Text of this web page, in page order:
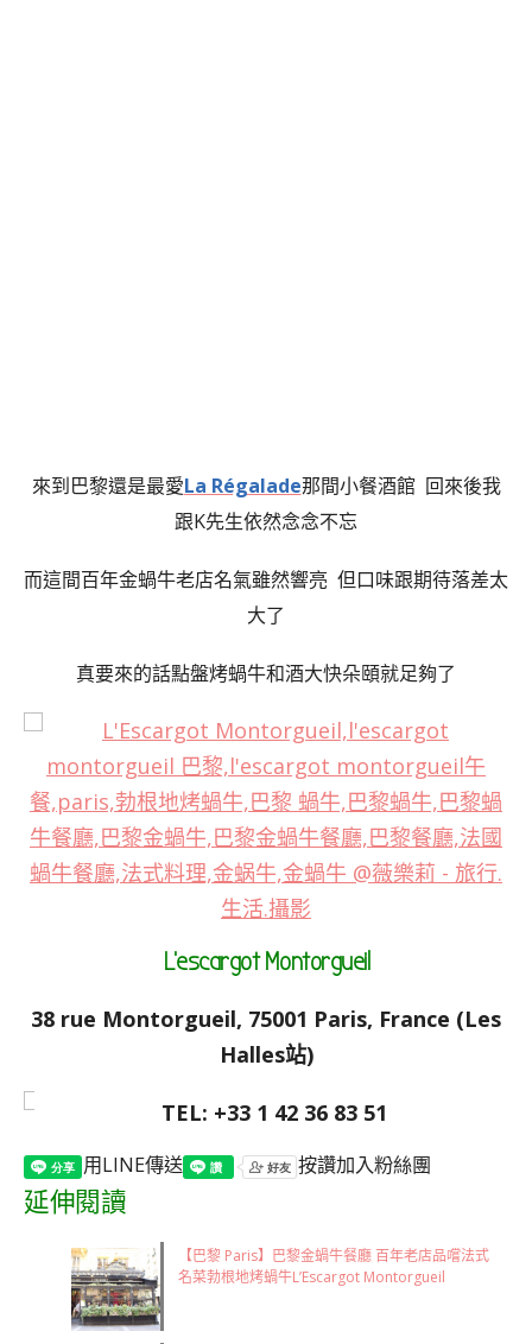
來到巴黎還是最愛La Régalade那間小餐酒館 回來後我
跟K先生依然念念不忘
而這間百年金蝸牛老店名氣雖然響亮 但口味跟期待落差太
大了
真要來的話點盤烤蝸牛和酒大快朵頤就足夠了
L’escargot Montorgueil
38 rue Montorgueil, 75001 Paris, France (Les
Halles站)
TEL: +33 1 42 36 83 51
用LINE傳送 按讚加入粉絲團
延伸閱讀
【巴黎 Paris】巴黎金蝸牛餐廳 百年老店品嚐法式
名菜勃根地烤蝸牛L’Escargot Montorgueil